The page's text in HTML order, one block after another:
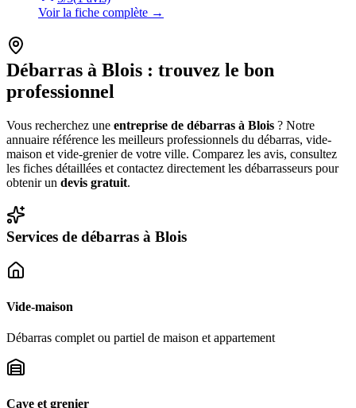
Voir la fiche complète →
Débarras à Blois : trouvez le bon
professionnel
Vous recherchez une entreprise de débarras à Blois ? Notre
annuaire référence les meilleurs professionnels du débarras, vide-
maison et vide-grenier de votre ville. Comparez les avis, consultez
les fiches détaillées et contactez directement les débarrasseurs pour
obtenir un devis gratuit.
Services de débarras à Blois
Vide-maison
Débarras complet ou partiel de maison et appartement
Cave et grenier